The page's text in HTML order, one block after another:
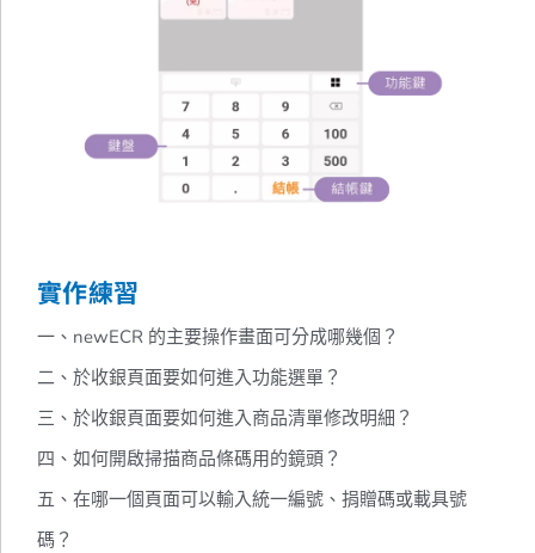
實作練習
一、newECR 的主要操作畫面可分成哪幾個？
二、於收銀頁面要如何進入功能選單？
三、於收銀頁面要如何進入商品清單修改明細？
四、如何開啟掃描商品條碼用的鏡頭？
五、在哪一個頁面可以輸入統一編號、捐贈碼或載具號
碼？